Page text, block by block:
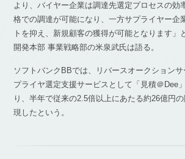
より、バイヤー企業は調達先選定プロセスの効
格での調達が可能になり、一方サプライヤー企
トを抑え、新規顧客の獲得が可能となります」
開発本部 事業戦略部の米泉武氏は語る。
ソフトバンクBBでは、リバースオークション
プライヤ選定支援サービスとして「見積＠Dee
り、半年で従来の2.5倍以上にあたる約26億円
現したという。